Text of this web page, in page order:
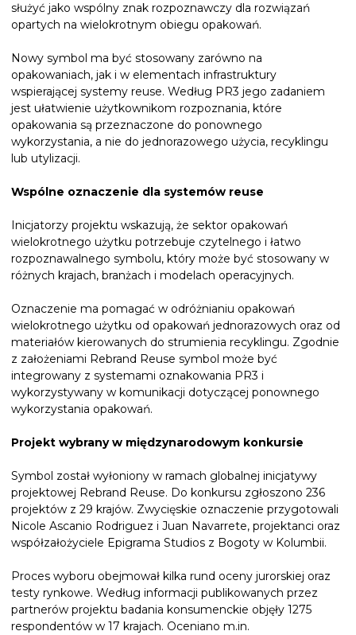
służyć jako wspólny znak rozpoznawczy dla rozwiązań
opartych na wielokrotnym obiegu opakowań.
Nowy symbol ma być stosowany zarówno na
opakowaniach, jak i w elementach infrastruktury
wspierającej systemy reuse. Według PR3 jego zadaniem
jest ułatwienie użytkownikom rozpoznania, które
opakowania są przeznaczone do ponownego
wykorzystania, a nie do jednorazowego użycia, recyklingu
lub utylizacji.
Wspólne oznaczenie dla systemów reuse
Inicjatorzy projektu wskazują, że sektor opakowań
wielokrotnego użytku potrzebuje czytelnego i łatwo
rozpoznawalnego symbolu, który może być stosowany w
różnych krajach, branżach i modelach operacyjnych.
Oznaczenie ma pomagać w odróżnianiu opakowań
wielokrotnego użytku od opakowań jednorazowych oraz od
materiałów kierowanych do strumienia recyklingu. Zgodnie
z założeniami Rebrand Reuse symbol może być
integrowany z systemami oznakowania PR3 i
wykorzystywany w komunikacji dotyczącej ponownego
wykorzystania opakowań.
Projekt wybrany w międzynarodowym konkursie
Symbol został wyłoniony w ramach globalnej inicjatywy
projektowej Rebrand Reuse. Do konkursu zgłoszono 236
projektów z 29 krajów. Zwycięskie oznaczenie przygotowali
Nicole Ascanio Rodriguez i Juan Navarrete, projektanci oraz
współzałożyciele Epigrama Studios z Bogoty w Kolumbii.
Proces wyboru obejmował kilka rund oceny jurorskiej oraz
testy rynkowe. Według informacji publikowanych przez
partnerów projektu badania konsumenckie objęły 1275
respondentów w 17 krajach. Oceniano m.in.